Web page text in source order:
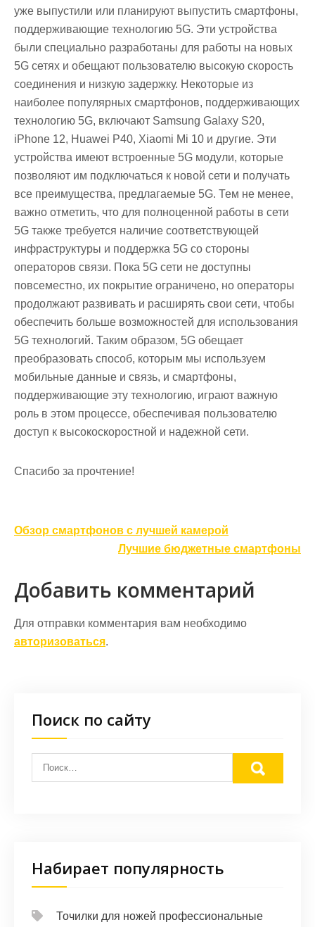
уже выпустили или планируют выпустить смартфоны,
поддерживающие технологию 5G. Эти устройства
были специально разработаны для работы на новых
5G сетях и обещают пользователю высокую скорость
соединения и низкую задержку. Некоторые из
наиболее популярных смартфонов, поддерживающих
технологию 5G, включают Samsung Galaxy S20,
iPhone 12, Huawei P40, Xiaomi Mi 10 и другие. Эти
устройства имеют встроенные 5G модули, которые
позволяют им подключаться к новой сети и получать
все преимущества, предлагаемые 5G. Тем не менее,
важно отметить, что для полноценной работы в сети
5G также требуется наличие соответствующей
инфраструктуры и поддержка 5G со стороны
операторов связи. Пока 5G сети не доступны
повсеместно, их покрытие ограничено, но операторы
продолжают развивать и расширять свои сети, чтобы
обеспечить больше возможностей для использования
5G технологий. Таким образом, 5G обещает
преобразовать способ, которым мы используем
мобильные данные и связь, и смартфоны,
поддерживающие эту технологию, играют важную
роль в этом процессе, обеспечивая пользователю
доступ к высокоскоростной и надежной сети.
Спасибо за прочтение!
Навигация
Обзор смартфонов с лучшей камерой
Лучшие бюджетные смартфоны
Добавить комментарий
Для отправки комментария вам необходимо
авторизоваться.
Поиск по сайту
Набирает популярность
Точилки для ножей профессиональные